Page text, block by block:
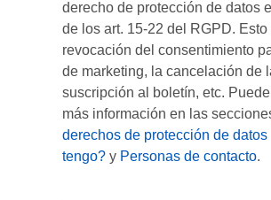
derecho de protección de datos
de los art. 15-22 del RGPD.
revocación del consentimiento
de marketing, la cancelación de
suscripción al boletín, etc.
más información en las
derechos de protección de datos
tengo? y Personas de contacto.